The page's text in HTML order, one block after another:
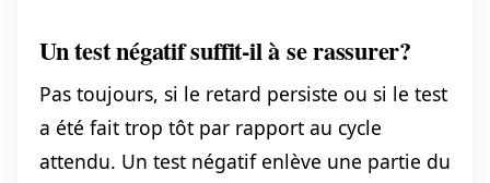
Un test négatif suffit-il à se rassurer?
Pas toujours, si le retard persiste ou si le test
a été fait trop tôt par rapport au cycle
attendu. Un test négatif enlève une partie du